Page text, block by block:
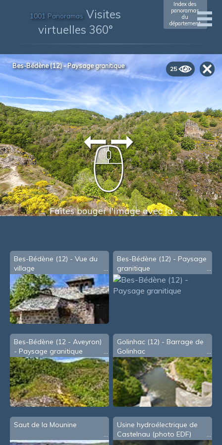
1001 Panoramas Visites
virtuelles 360°
Index des
panoramas
du
département
25
Bes-Bédène (12) - Paysage granitique
Faites bouger l'image avec la
Bes-Bédène (12) - Vue du
village
Bes-Bédène (12) - Paysage
granitique
Bes-Bédène (12 - Aveyron)
- Paysage granitique
Golinhac (12) - Barrage de
Golinhac
Saut de la Mounine
Usine hydroélectrique de
Castelnau (photo EDF)